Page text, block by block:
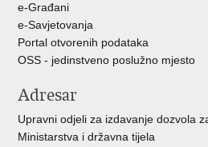
e-Građani
e-Savjetovanja
Portal otvorenih podataka
OSS - jedinstveno poslužno mjesto
Adresar
Upravni odjeli za izdavanje dozvola
Ministarstva i državna tijela